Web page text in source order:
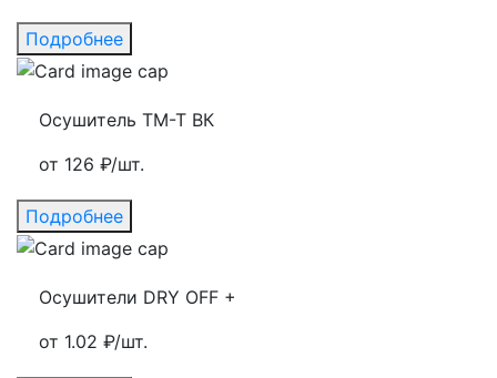
Подробнее
Осушитель ТМ-Т ВК
от 126 ₽/шт.
Подробнее
Осушители DRY OFF +
от 1.02 ₽/шт.